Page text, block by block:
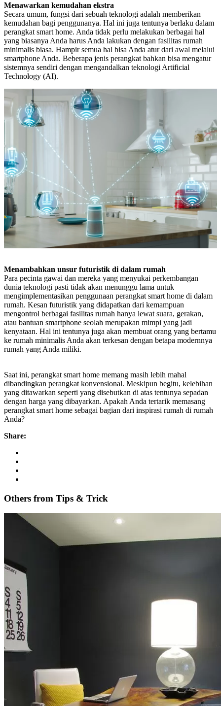
Menawarkan kemudahan ekstra
Secara umum, fungsi dari sebuah teknologi adalah memberikan
kemudahan bagi penggunanya. Hal ini juga tentunya berlaku dalam
perangkat smart home. Anda tidak perlu melakukan berbagai hal
yang biasanya Anda harus Anda lakukan dengan fasilitas rumah
minimalis biasa. Hampir semua hal bisa Anda atur dari awal melalui
smartphone Anda. Beberapa jenis perangkat bahkan bisa mengatur
sistemnya sendiri dengan mengandalkan teknologi Artificial
Technology (AI).
Menambahkan unsur futuristik di dalam rumah
Para pecinta gawai dan mereka yang menyukai perkembangan
dunia teknologi pasti tidak akan menunggu lama untuk
mengimplementasikan penggunaan perangkat smart home di dalam
rumah. Kesan futuristik yang didapatkan dari kemampuan
mengontrol berbagai fasilitas rumah hanya lewat suara, gerakan,
atau bantuan smartphone seolah merupakan mimpi yang jadi
kenyataan. Hal ini tentunya juga akan membuat orang yang bertamu
ke rumah minimalis Anda akan terkesan dengan betapa modernnya
rumah yang Anda miliki.
Saat ini, perangkat smart home memang masih lebih mahal
dibandingkan perangkat konvensional. Meskipun begitu, kelebihan
yang ditawarkan seperti yang disebutkan di atas tentunya sepadan
dengan harga yang dibayarkan. Apakah Anda tertarik memasang
perangkat smart home sebagai bagian dari inspirasi rumah di rumah
Anda?
Share:
Others from Tips & Trick